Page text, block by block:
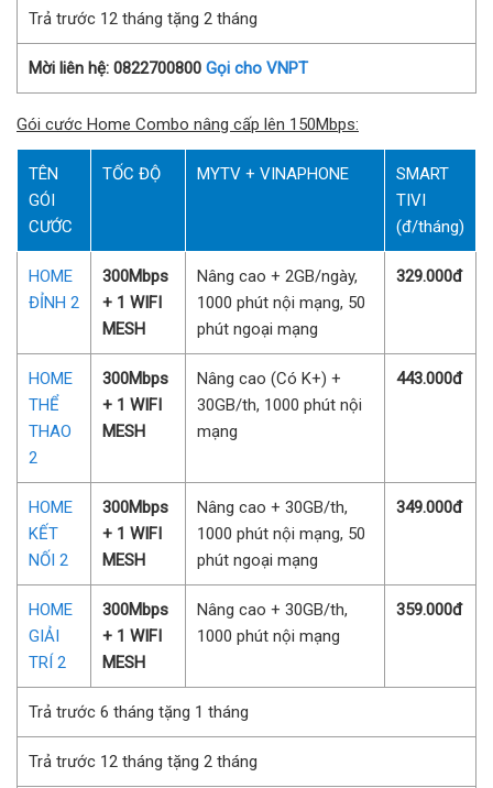
Trả trước 12 tháng tặng 2 tháng
Mời liên hệ: 0822700800 Gọi cho VNPT
Gói cước Home Combo nâng cấp lên 150Mbps:
TÊN
GÓI
CƯỚC
TỐC ĐỘ MYTV + VINAPHONE
SMART
TIVI
(đ/tháng)
HOME
ĐỈNH 2
300Mbps
+ 1 WIFI
MESH
Nâng cao + 2GB/ngày,
1000 phút nội mạng, 50
phút ngoại mạng
329.000đ
HOME
THỂ
THAO
2
300Mbps
+ 1 WIFI
MESH
Nâng cao (Có K+) +
30GB/th, 1000 phút nội
mạng
443.000đ
HOME
KẾT
NỐI 2
300Mbps
+ 1 WIFI
MESH
Nâng cao + 30GB/th,
1000 phút nội mạng, 50
phút ngoại mạng
349.000đ
HOME
GIẢI
TRÍ 2
300Mbps
+ 1 WIFI
MESH
Nâng cao + 30GB/th,
1000 phút nội mạng
359.000đ
Trả trước 6 tháng tặng 1 tháng
Trả trước 12 tháng tặng 2 tháng